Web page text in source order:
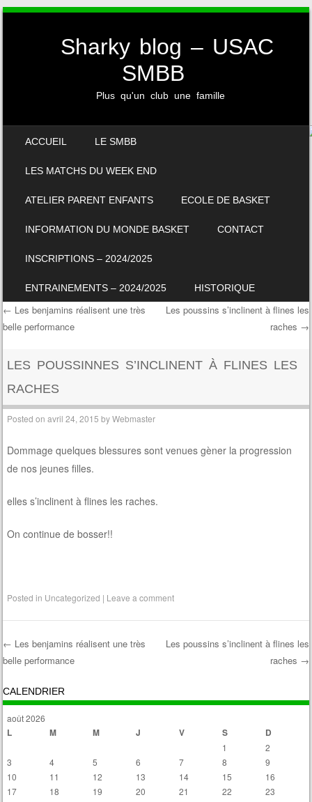
Sharky blog – USAC
SMBB
Plus qu'un club une famille
ACCUEIL LE SMBB
LES MATCHS DU WEEK END
ATELIER PARENT ENFANTS ECOLE DE BASKET
INFORMATION DU MONDE BASKET CONTACT
INSCRIPTIONS – 2024/2025
ENTRAINEMENTS – 2024/2025 HISTORIQUE
Post navigation
← Les benjamins réalisent une très
belle performance
Les poussins s’inclinent à flines les
raches →
LES POUSSINNES S’INCLINENT À FLINES LES
RACHES
Posted onavril 24, 2015 byWebmaster
Dommage quelques blessures sont venues gèner la progression
de nos jeunes filles.
elles s’inclinent à flines les raches.
On continue de bosser!!
Posted in Uncategorized | Leave a comment
Post navigation
← Les benjamins réalisent une très
belle performance
Les poussins s’inclinent à flines les
raches →
CALENDRIER
août 2026
L M M J V S D
1
2
3
4 5 6 7 8
9
10
11 12 13 14 15
16
17
18 19 20 21 22
23